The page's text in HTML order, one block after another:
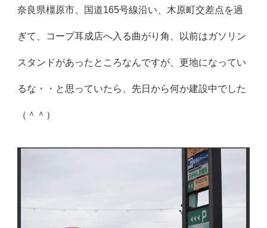
奈良県橿原市、国道165号線沿い、木原町交差点を過
ぎて、コープ耳成店へ入る曲がり角、以前はガソリン
スタンドがあったところなんですが、更地になってい
るな・・と思っていたら、先日から何か建設中でした
（＾＾）